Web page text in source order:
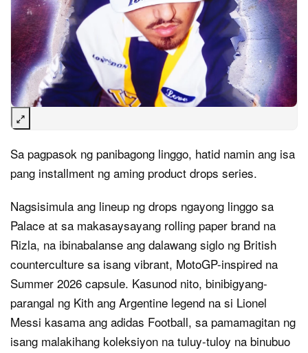
Sa pagpasok ng panibagong linggo, hatid namin ang isa
pang installment ng aming product drops series.
Nagsisimula ang lineup ng drops ngayong linggo sa
Palace at sa makasaysayang rolling paper brand na
Rizla, na ibinabalanse ang dalawang siglo ng British
counterculture sa isang vibrant, MotoGP-inspired na
Summer 2026 capsule. Kasunod nito, binibigyang-
parangal ng Kith ang Argentine legend na si Lionel
Messi kasama ang adidas Football, sa pamamagitan ng
isang malakihang koleksiyon na tuluy-tuloy na binubuo